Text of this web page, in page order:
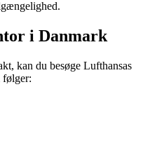
i Danmark
kan du besøge Lufthansas
følger: